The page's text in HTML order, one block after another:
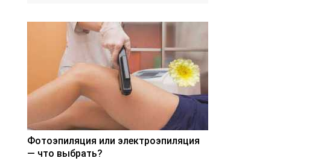
Фотоэпиляция или электроэпиляция
— что выбрать?